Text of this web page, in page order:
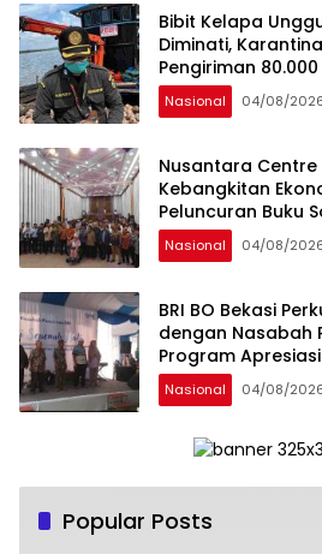
Bibit Kelapa
Diminati,
Pengiriman
Nasional 04/08/
Nusantara
Kebangkitan
Peluncuran Buku
Djojohadikusumo
(Pergolakan
Undang
Kesejahteraan
Bangsa Menuju
Nasional 04/08/
BRI BO Bekasi
dengan Nasabah
Program Apresiasi
Nasional 04/08/
Popular Posts